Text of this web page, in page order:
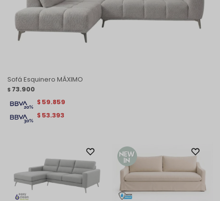
Sofá Esquinero MÁXIMO
$ 73.900
$ 53.393
$ 59.859